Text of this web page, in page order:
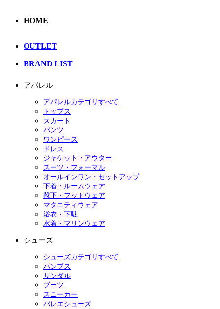
HOME
OUTLET
BRAND LIST
アパレル
アパレルカテゴリすべて
トップス
スカート
パンツ
ワンピース
ドレス
ジャケット・アウター
スーツ・フォーマル
オールインワン・セットアップ
下着・ルームウェア
靴下・フットウェア
マタニティウェア
浴衣・下駄
水着・マリンウェア
シューズ
シューズカテゴリすべて
パンプス
サンダル
ブーツ
スニーカー
バレエシューズ